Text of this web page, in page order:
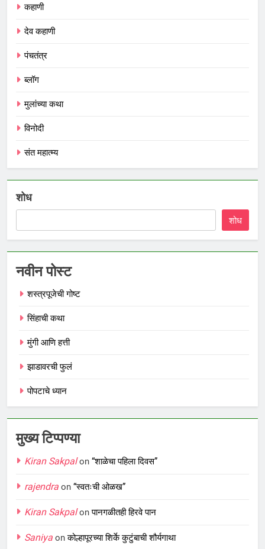
कहाणी
देव कहाणी
पंचतंत्र
ब्लॉग
मुलांच्या कथा
विनोदी
संत महात्म्य
शोध
शोध
नवीन पोस्ट
शस्त्रपूजेची गोष्ट
सिंहाची कथा
मुंगी आणि हत्ती
झाडावरची फुलं
पोपटाचे ध्यान
मुख्य टिप्पण्या
Kiran Sakpalon “शाळेचा पहिला दिवस”
rajendra on “स्वतःची ओळख”
Kiran Sakpalonपानगळीतही हिरवे पान
Saniya onकोल्हापूरच्या शिर्के कुटुंबाची शौर्यगाथा